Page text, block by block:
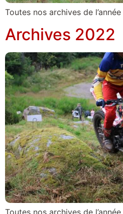
Toutes nos archives de
Archives 2022